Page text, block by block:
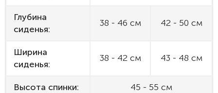
Глубина
сиденья:
38 - 46 см 42 - 50 см
Ширина
сиденья:
38 - 42 см 43 - 48 см
Высота спинки: 45 - 55 см